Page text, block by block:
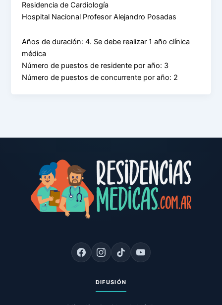
Residencia de Cardiología
Hospital Nacional Profesor Alejandro Posadas
Años de duración: 4. Se debe realizar 1 año clínica
médica
Número de puestos de residente por año: 3
Número de puestos de concurrente por año: 2
DIFUSIÓN